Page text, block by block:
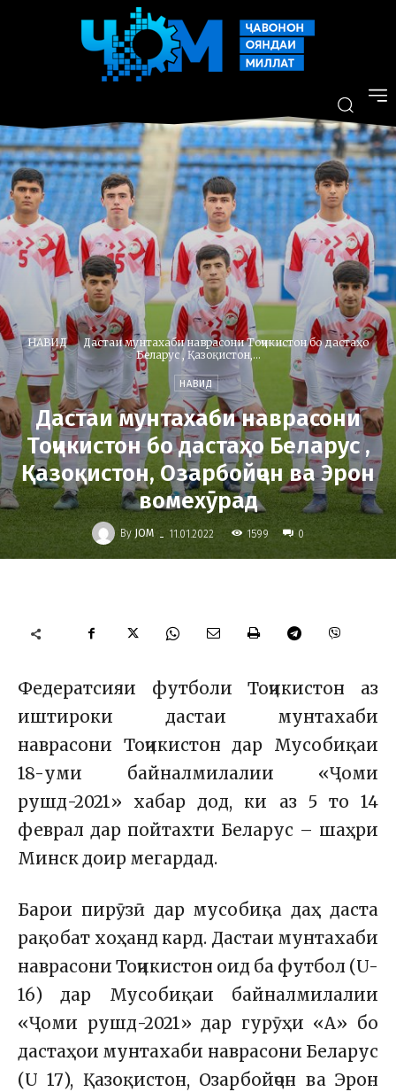
НАВИД
Дастаи мунтахаби наврасони Тоҷикистон бо дастаҳо
Беларус , Қазоқистон,...
НАВИД
Дастаи мунтахаби наврасони
Тоҷикистон бо дастаҳо Беларус ,
Қазоқистон, Озарбойҷон ва Эрон
вомехӯрад
By JOM - 11.01.2022 1599 0
Федератсияи футболи Тоҷикистон аз
иштироки дастаи мунтахаби
наврасони Тоҷикистон дар Мусобиқаи
18-уми байналмилалии «Ҷоми
рушд-2021» хабар дод, ки аз 5 то 14
феврал дар пойтахти Беларус – шаҳри
Минск доир мегардад.
Барои пирӯзӣ дар мусобиқа даҳ даста
рақобат хоҳанд кард. Дастаи мунтахаби
наврасони Тоҷикистон оид ба футбол (U-
16) дар Мусобиқаи байналмилалии
«Ҷоми рушд-2021» дар гурӯҳи «А» бо
дастаҳои мунтахаби наврасони Беларус
(U 17), Қазоқистон, Озарбойҷон ва Эрон